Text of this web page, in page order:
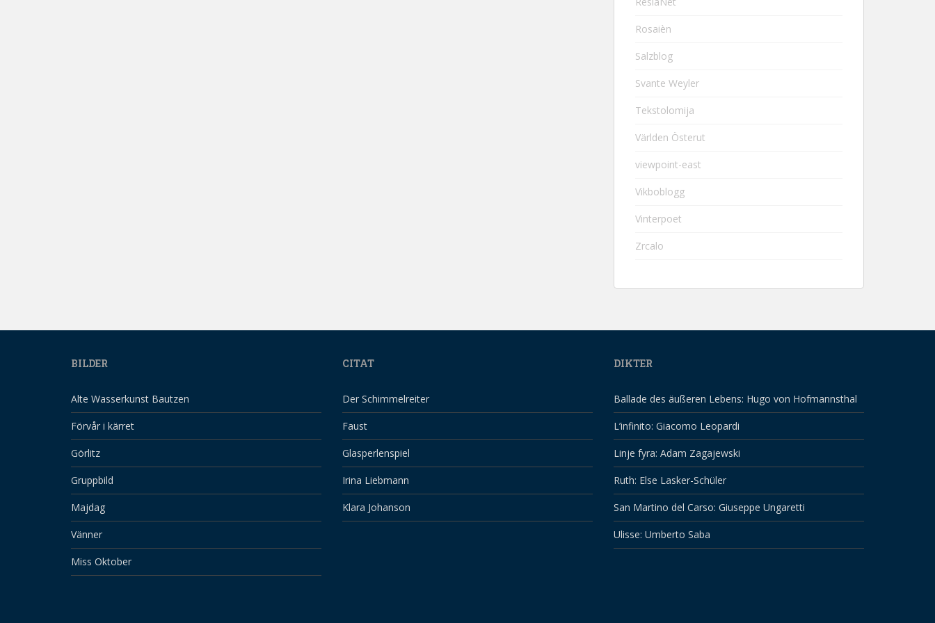
Rosaièn
Salzblog
Svante Weyler
Tekstolomija
Världen Österut
viewpoint-east
Vikboblogg
Vinterpoet
Zrcalo
BILDER
Alte Wasserkunst Bautzen
Förvår i kärret
Görlitz
Gruppbild
Majdag
Vänner
Miss Oktober
CITAT
Der Schimmelreiter
Faust
Glasperlenspiel
Irina Liebmann
Klara Johanson
DIKTER
Ballade des äußeren Lebens: Hugo von Hofmannsthal
L’infinito: Giacomo Leopardi
Linje fyra: Adam Zagajewski
Ruth: Else Lasker-Schüler
San Martino del Carso: Giuseppe Ungaretti
Ulisse: Umberto Saba